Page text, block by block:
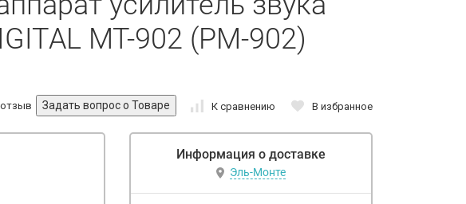
МТ-902 (PM-902)
К сравнению В избранное
Информация о доставке
Эль-Монте